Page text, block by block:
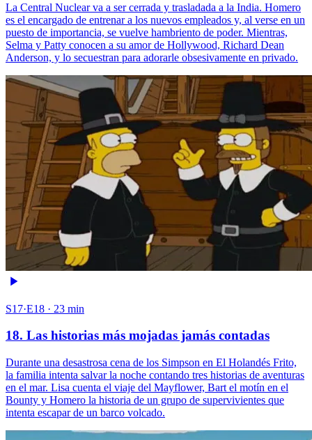
La Central Nuclear va a ser cerrada y trasladada a la India. Homero
es el encargado de entrenar a los nuevos empleados y, al verse en un
puesto de importancia, se vuelve hambriento de poder. Mientras,
Selma y Patty conocen a su amor de Hollywood, Richard Dean
Anderson, y lo secuestran para adorarle obsesivamente en privado.
S17·E18 · 23 min
18. Las historias más mojadas jamás contadas
Durante una desastrosa cena de los Simpson en El Holandés Frito,
la familia intenta salvar la noche contando tres historias de aventuras
en el mar. Lisa cuenta el viaje del Mayflower, Bart el motín en el
Bounty y Homero la historia de un grupo de supervivientes que
intenta escapar de un barco volcado.